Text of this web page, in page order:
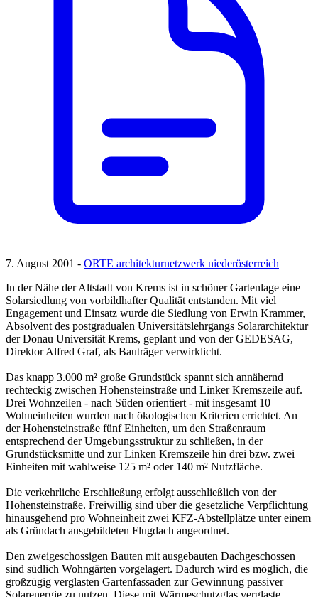
7. August 2001 - ORTE architekturnetzwerk niederösterreich
In der Nähe der Altstadt von Krems ist in schöner Gartenlage eine
Solarsiedlung von vorbildhafter Qualität entstanden. Mit viel
Engagement und Einsatz wurde die Siedlung von Erwin Krammer,
Absolvent des postgradualen Universitätslehrgangs Solararchitektur
der Donau Universität Krems, geplant und von der GEDESAG,
Direktor Alfred Graf, als Bauträger verwirklicht.
Das knapp 3.000 m² große Grundstück spannt sich annähernd
rechteckig zwischen Hohensteinstraße und Linker Kremszeile auf.
Drei Wohnzeilen - nach Süden orientiert - mit insgesamt 10
Wohneinheiten wurden nach ökologischen Kriterien errichtet. An
der Hohensteinstraße fünf Einheiten, um den Straßenraum
entsprechend der Umgebungsstruktur zu schließen, in der
Grundstücksmitte und zur Linken Kremszeile hin drei bzw. zwei
Einheiten mit wahlweise 125 m² oder 140 m² Nutzfläche.
Die verkehrliche Erschließung erfolgt ausschließlich von der
Hohensteinstraße. Freiwillig sind über die gesetzliche Verpflichtung
hinausgehend pro Wohneinheit zwei KFZ-Abstellplätze unter einem
als Gründach ausgebildeten Flugdach angeordnet.
Den zweigeschossigen Bauten mit ausgebauten Dachgeschossen
sind südlich Wohngärten vorgelagert. Dadurch wird es möglich, die
großzügig verglasten Gartenfassaden zur Gewinnung passiver